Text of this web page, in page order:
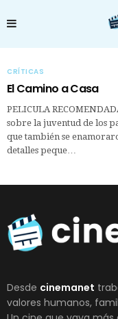
CRÍTICAS
El Camino a Casa
PELICULA
sobre la juventud de los
que también se
detalles peque…
Desde cinemanet
valores humanos,